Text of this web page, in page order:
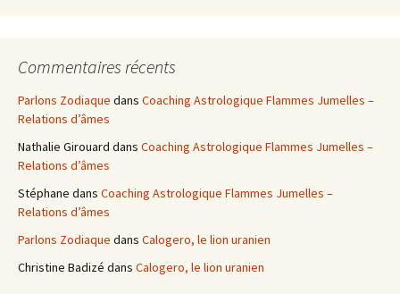
Commentaires récents
Parlons Zodiaque dans Coaching Astrologique Flammes Jumelles –
Relations d’âmes
Nathalie Girouard dans Coaching Astrologique Flammes Jumelles –
Relations d’âmes
Stéphane dans Coaching Astrologique Flammes Jumelles –
Relations d’âmes
Parlons Zodiaque dans Calogero, le lion uranien
Christine Badizé dans Calogero, le lion uranien